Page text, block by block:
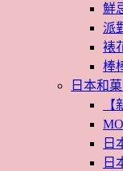
鮮
派
裱
棒
日本和
日
日